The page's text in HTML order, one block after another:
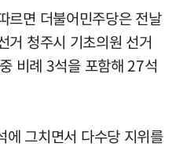
르면 더불어민주당은 전날
거 청주시 기초의원 선거
비례 3석을 포함해 27석
그치면서 다수당 지위를